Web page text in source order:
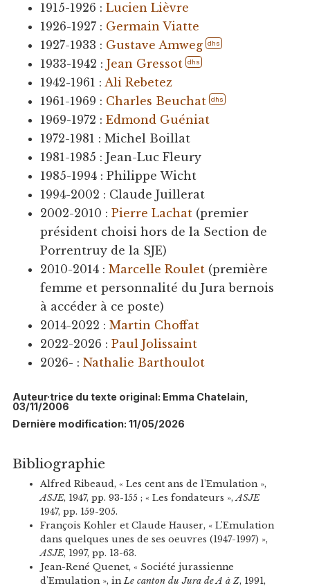
1915-1926 : Lucien Lièvre
1926-1927 : Germain Viatte
1927-1933 : Gustave Amweg dhs
1933-1942 : Jean Gressot dhs
1942-1961 : Ali Rebetez
1961-1969 : Charles Beuchat dhs
1969-1972 : Edmond Guéniat
1972-1981 : Michel Boillat
1981-1985 : Jean-Luc Fleury
1985-1994 : Philippe Wicht
1994-2002 : Claude Juillerat
2002-2010 : Pierre Lachat(premier
président choisi hors de la Section de
Porrentruy de la SJE)
2010-2014 : Marcelle Roulet(première
femme et personnalité du Jura bernois
à accéder à ce poste)
2014-2022 : Martin Choffat
2022-2026 : Paul Jolissaint
2026- : Nathalie Barthoulot
Auteur·trice du texte original: Emma Chatelain,
03/11/2006
Dernière modification: 11/05/2026
Bibliographie
Alfred Ribeaud, « Les cent ans de l'Emulation »,
ASJE, 1947, pp. 93-155 ; « Les fondateurs », ASJE
1947, pp. 159-205.
François Kohler et Claude Hauser, « L'Emulation
dans quelques unes de ses oeuvres (1947-1997) »,
ASJE, 1997, pp. 13-63.
Jean-René Quenet, « Société jurassienne
d'Emulation », in Le canton du Jura de A à Z, 1991,